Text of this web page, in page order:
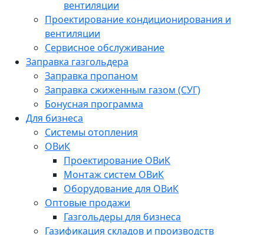
вентиляции
Проектирование кондиционирования и
вентиляции
Сервисное обслуживание
Заправка газгольдера
Заправка пропаном
Заправка сжиженным газом (СУГ)
Бонусная программа
Для бизнеса
Системы отопления
ОВиК
Проектирование ОВиК
Монтаж систем ОВиК
Оборудование для ОВиК
Оптовые продажи
Газгольдеры для бизнеса
Газификация складов и производств